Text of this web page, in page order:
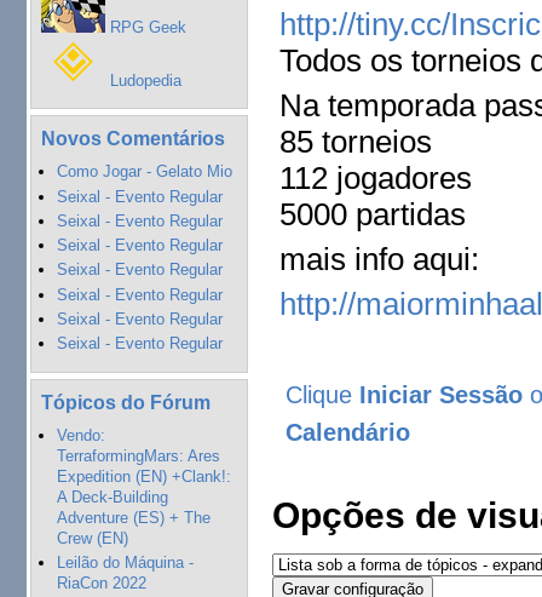
RPG Geek
Ludopedia
Novos Comentários
Como Jogar - Gelato Mio
Seixal - Evento Regular
Seixal - Evento Regular
Seixal - Evento Regular
Seixal - Evento Regular
Seixal - Evento Regular
Seixal - Evento Regular
Seixal - Evento Regular
Tópicos do Fórum
Vendo:
TerraformingMars: Ares
Expedition (EN) +Clank!:
A Deck-Building
Adventure (ES) + The
Crew (EN)
Leilão do Máquina -
RiaCon 2022
http://tiny.cc/
Todos os torneios
Na temporada
85 torneios
112 jogadores
5000 partidas
mais info aqui:
http://
Clique Iniciar Sessão
Calendário
Opções de